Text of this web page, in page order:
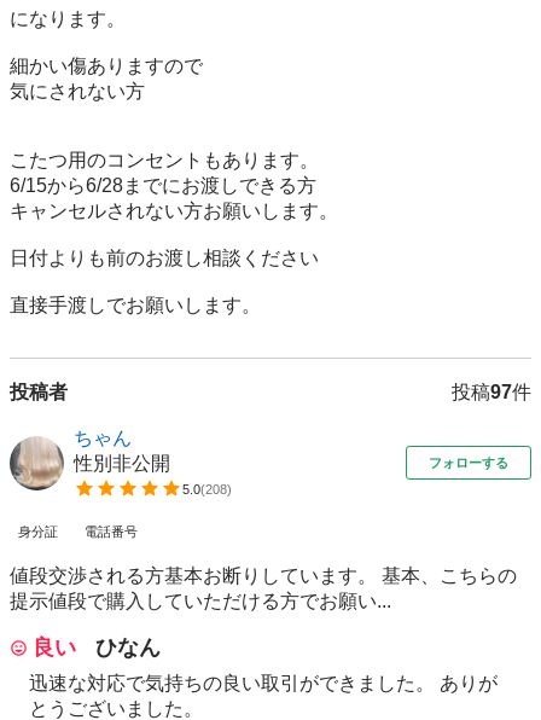
になります。
細かい傷ありますので
気にされない方
こたつ用のコンセントもあります。
6/15から6/28までにお渡しできる方
キャンセルされない方お願いします。
日付よりも前のお渡し相談ください
直接手渡しでお願いします。
投稿者 投稿97件
ちゃん
性別非公開
5.0(208)
フォローする
身分証 電話番号
値段交渉される方基本お断りしています。 基本、こちらの
提示値段で購入していただける方でお願い...
良い ひなん
迅速な対応で気持ちの良い取引ができました。 ありが
とうございました。